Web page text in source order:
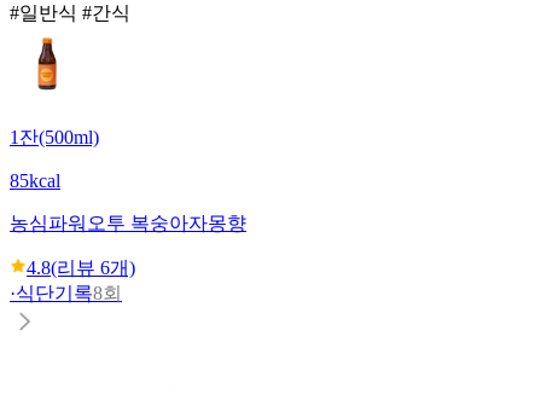
#일반식 #간식
1잔(500ml)
85kcal
농심파워오투 복숭아자몽향
4.8(리뷰 6개)
·식단기록8회